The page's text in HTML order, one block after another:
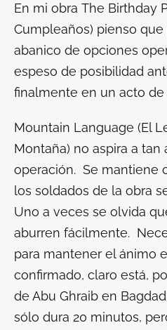
En mi obra The Birthday
Cumpleaños) pienso
abanico de opciones
espeso de posibilidad
finalmente en un acto de
Mountain Language (El
Montaña) no aspira a tan
operación. Se mantiene
los soldados de la obra
Uno a veces se olvida
aburren fácilmente.
para mantener el ánimo
confirmado, claro está,
de Abu Ghraib en
sólo dura 20 minutos,